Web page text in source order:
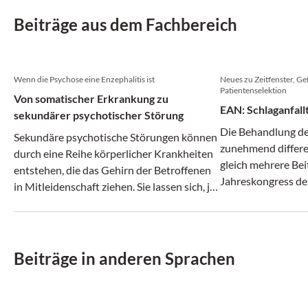
Beiträge aus dem Fachbereich
Wenn die Psychose eine Enzephalitis ist
Von somatischer Erkrankung zu
sekundärer psychotischer Störung
Sekundäre psychotische Störungen können
durch eine Reihe körperlicher Krankheiten
entstehen, die das Gehirn der Betroffenen
in Mitleidenschaft ziehen. Sie lassen sich, je
Neues zu Zeitfenster,
Patientenselektion
EAN:
Die Behandlung
zunehmend
gleich mehrere
Jahreskongress
Beiträge in anderen Sprachen